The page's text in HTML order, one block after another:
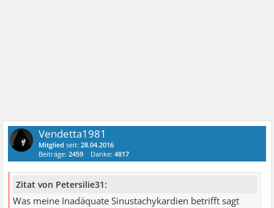
Vendetta1981
Mitglied seit:28.04.2016
Beiträge:2459 Danke:4817
Zitat von Petersilie31:
Was meine Inadäquate Sinustachykardien betrifft sagt